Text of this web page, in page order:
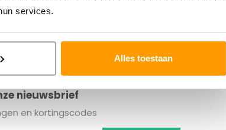
services.
Alles toestaan
nieuwsbrief
en kortingscodes